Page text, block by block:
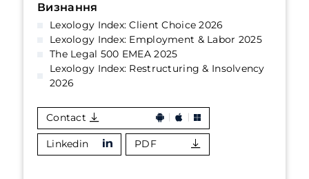
Визнання
Lexology Index: Client Choice 2026
Lexology Index: Employment & Labor 2025
The Legal 500 EMEA 2025
Lexology Index: Restructuring & Insolvency
2026
Contact
Linkedin PDF